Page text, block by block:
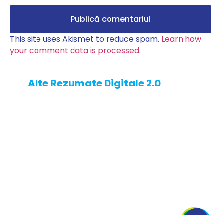
This site uses Akismet to reduce spam. Learn how
your comment data is processed.
Alte Rezumate Digitale 2.0